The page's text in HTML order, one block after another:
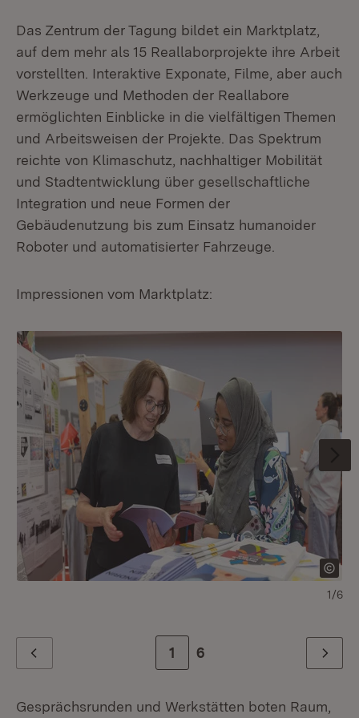
Das Zentrum der Tagung bildet ein Marktplatz,
auf dem mehr als 15 Reallaborprojekte ihre Arbeit
vorstellten. Interaktive Exponate, Filme, aber auch
Werkzeuge und Methoden der Reallabore
ermöglichten Einblicke in die vielfältigen Themen
und Arbeitsweisen der Projekte. Das Spektrum
reichte von Klimaschutz, nachhaltiger Mobilität
und Stadtentwicklung über gesellschaftliche
Integration und neue Formen der
Gebäudenutzung bis zum Einsatz humanoider
Roboter und automatisierter Fahrzeuge.
Impressionen vom Marktplatz:
1/6
Zur Seite
1 Zur letzten Seite
6 Weiter
Gesprächsrunden und Werkstätten boten Raum,